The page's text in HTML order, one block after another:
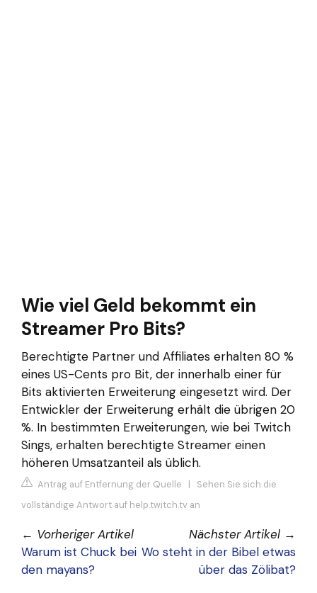
Wie viel Geld bekommt ein
Streamer Pro Bits?
Berechtigte Partner und Affiliates erhalten 80 %
eines US-Cents pro Bit, der innerhalb einer für
Bits aktivierten Erweiterung eingesetzt wird. Der
Entwickler der Erweiterung erhält die übrigen 20
%. In bestimmten Erweiterungen, wie bei Twitch
Sings, erhalten berechtigte Streamer einen
höheren Umsatzanteil als üblich.
Antrag auf Entfernung der Quelle | Sehen Sie sich die
vollständige Antwort auf help.twitch.tv an
← Vorheriger Artikel
Warum ist Chuck bei
den mayans?
Nächster Artikel →
Wo steht in der Bibel etwas
über das Zölibat?